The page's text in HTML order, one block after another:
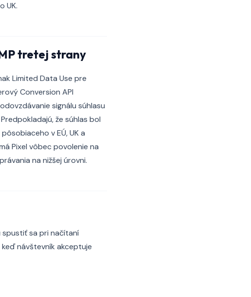
UK.
tretej strany
Limited Data Use pre
Conversion API
signálu súhlasu
že súhlas bol
v EÚ, UK a
Pixel vôbec povolenie na
na nižšej úrovni.
spustiť sa pri načítaní
návštevník akceptuje